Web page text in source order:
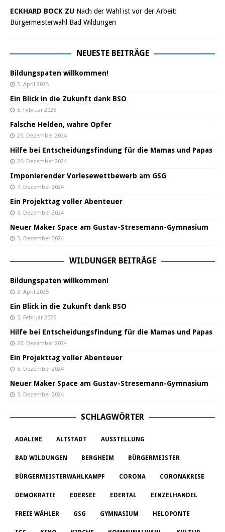
ECKHARD BOCK ZU Nach der Wahl ist vor der Arbeit:
Bürgermeisterwahl Bad Wildungen
NEUESTE BEITRÄGE
Bildungspaten willkommen!
3. April 2025
Ein Blick in die Zukunft dank BSO
5. Februar 2025
Falsche Helden, wahre Opfer
25. Dezember 2024
Hilfe bei Entscheidungsfindung für die Mamas und Papas
20. Dezember 2024
Imponierender Vorlesewettbewerb am GSG
7. Dezember 2024
Ein Projekttag voller Abenteuer
5. Dezember 2024
Neuer Maker Space am Gustav-Stresemann-Gymnasium
5. Dezember 2024
WILDUNGER BEITRÄGE
Bildungspaten willkommen!
3. April 2025
Ein Blick in die Zukunft dank BSO
5. Februar 2025
Hilfe bei Entscheidungsfindung für die Mamas und Papas
20. Dezember 2024
Ein Projekttag voller Abenteuer
5. Dezember 2024
Neuer Maker Space am Gustav-Stresemann-Gymnasium
5. Dezember 2024
SCHLAGWÖRTER
ADALINE ALTSTADT AUSSTELLUNG
BAD WILDUNGEN BERGHEIM BÜRGERMEISTER
BÜRGERMEISTERWAHLKAMPF CORONA CORONAKRISE
DEMOKRATIE EDERSEE EDERTAL EINZELHANDEL
FREIE WÄHLER GSG GYMNASIUM HELOPONTE